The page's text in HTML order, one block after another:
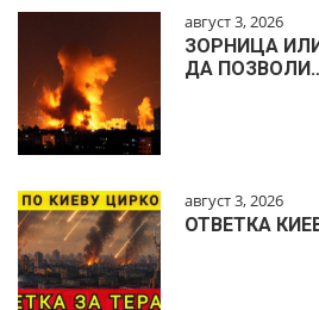
август 3, 2026
ЗОРНИЦА
ДА
август 3, 2026
ОТВЕТКА